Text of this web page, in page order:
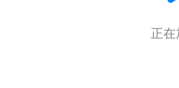
正在